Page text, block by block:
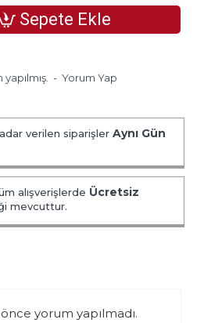
- Yorum Yap
Sepete Ekle
verilen siparişler Aynı Gün
alışverişlerde Ücretsiz
mevcuttur.
yorum yapılmadı.